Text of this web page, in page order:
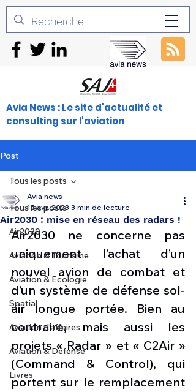
Avia News : Le site d'actualité et
consulting sur l'aviation
Post
Tous les posts
Air2030
Aviation & Tourisme
Aviation & Ecologie
Spatial
Aviation d'affaires
Aviation & Défense
Livres
Tous les posts
Air2030 : mise en réseau des radars !
Avia news
15 avr. 2023 3 min de lecture
Air2030 ne concerne pas
uniquement l’achat d’un
nouvel avion de combat et
d’un système de défense sol-
air longue portée. Bien au
contraire, mais aussi les
projets « Radar » et « C2Air »
(Command & Control), qui
portent sur le remplacement